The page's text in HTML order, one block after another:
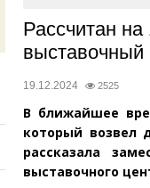
Рассчитан
выставочный
19.12.2024 2525
В ближайшее
который возвел
рассказала
выставочного